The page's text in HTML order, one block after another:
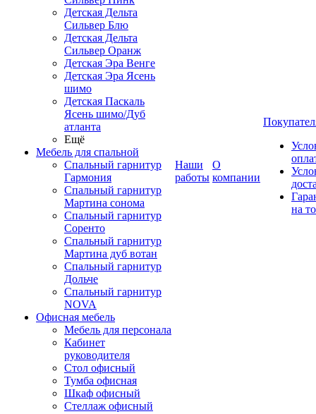
Детская Дельта
Сильвер Блю
Детская Дельта
Сильвер Оранж
Детская Эра Венге
Детская Эра Ясень
шимо
Детская Паскаль
Ясень шимо/Дуб
атланта
Ещё
Мебель для спальной
Спальный гарнитур
Гармония
Спальный гарнитур
Мартина сонома
Спальный гарнитур
Соренто
Спальный гарнитур
Мартина дуб вотан
Спальный гарнитур
Дольче
Спальный гарнитур
NOVA
Офисная мебель
Мебель для персонала
Кабинет
руководителя
Стол офисный
Тумба офисная
Шкаф офисный
Стеллаж офисный
Наши
работы
О
компании
на